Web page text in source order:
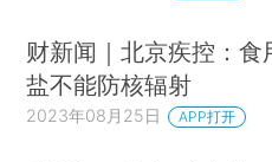
财新闻｜北京疾控：食
盐不能防核辐射
2023年08月25日 APP打开